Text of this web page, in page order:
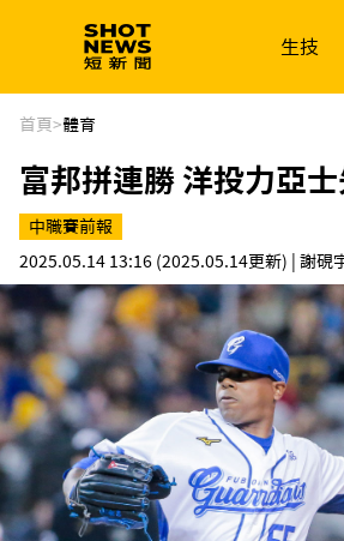
生技
生技 政治
新南向 體育
首頁>體育
富邦拼連勝 洋投力亞
中職賽前報
2025.05.14 13:16 (2025.05.14更新) | 謝硯